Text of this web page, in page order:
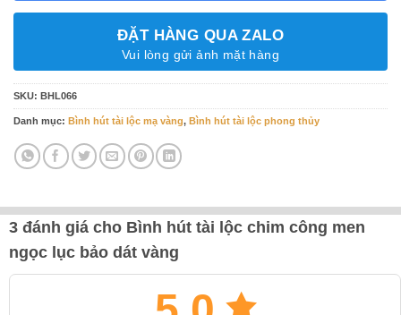
ĐẶT HÀNG QUA ZALO
Vui lòng gửi ảnh mặt hàng
SKU: BHL066
Danh mục: Bình hút tài lộc mạ vàng, Bình hút tài lộc phong thủy
3 đánh giá cho Bình hút tài lộc chim công men
ngọc lục bảo dát vàng